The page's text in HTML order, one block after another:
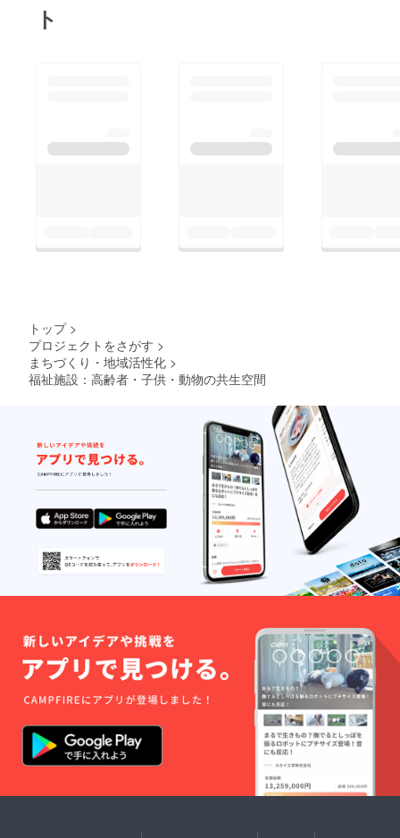
ト
トップ >
プロジェクトをさがす >
まちづくり・地域活性化 >
福祉施設：高齢者・子供・動物の共生空間